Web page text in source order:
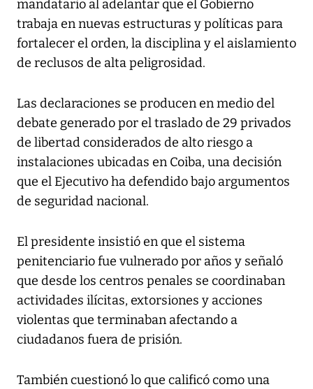
mandatario al adelantar que el Gobierno
trabaja en nuevas estructuras y políticas para
fortalecer el orden, la disciplina y el aislamiento
de reclusos de alta peligrosidad.
Las declaraciones se producen en medio del
debate generado por el traslado de 29 privados
de libertad considerados de alto riesgo a
instalaciones ubicadas en Coiba, una decisión
que el Ejecutivo ha defendido bajo argumentos
de seguridad nacional.
El presidente insistió en que el sistema
penitenciario fue vulnerado por años y señaló
que desde los centros penales se coordinaban
actividades ilícitas, extorsiones y acciones
violentas que terminaban afectando a
ciudadanos fuera de prisión.
También cuestionó lo que calificó como una